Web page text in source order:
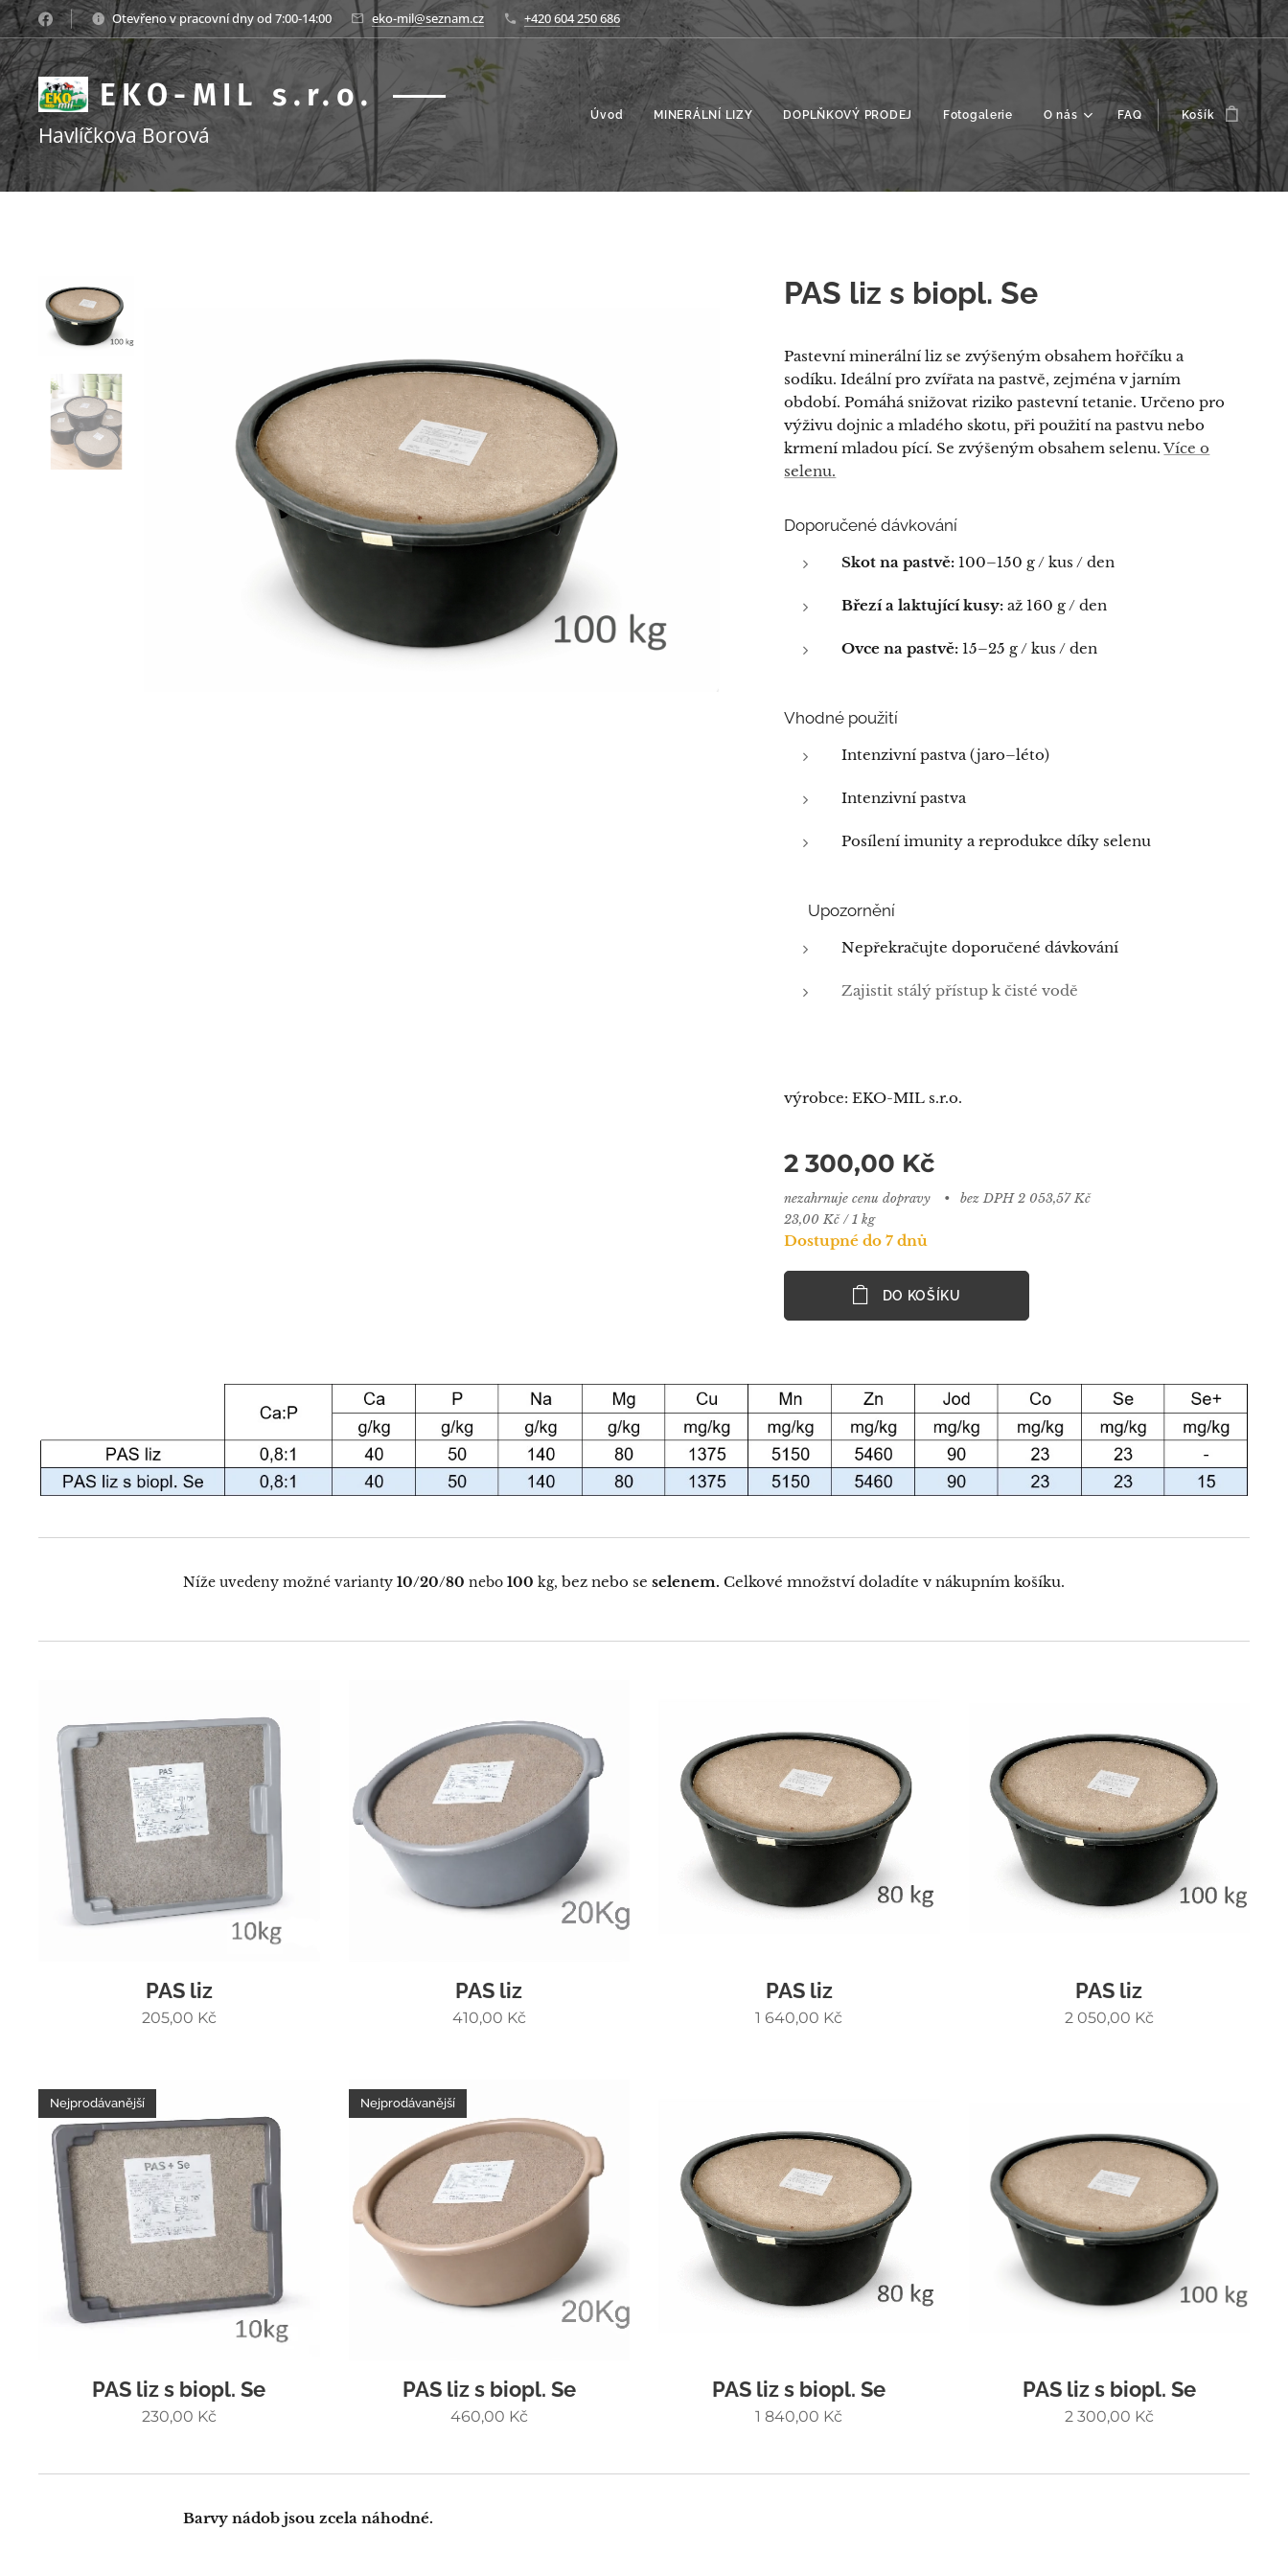
Otevřeno v pracovní dny od 7:00-14:00 eko-mil@seznam.cz +420 604 250 686
EKO-MIL s.r.o.
s.r.o.
Havlíčkova Borová
Úvod MINERÁLNÍ LIZY DOPLŇKOVÝ PRODEJ Fotogalerie O nás FAQ Košík
PAS liz s biopl. Se
Pastevní minerální liz se zvýšeným obsahem hořčíku a
sodíku. Ideální pro zvířata na pastvě, zejména v jarním
období. Pomáhá snižovat riziko pastevní tetanie. Určeno pro
výživu dojnic a mladého skotu, při použití na pastvu nebo
krmení mladou pící. Se zvýšeným obsahem selenu.Více o
selenu.
Doporučené dávkování
Skot na pastvě: 100–150 g / kus / den
Březí a laktující kusy: až 160 g / den
Ovce na pastvě: 15–25 g / kus / den
Vhodné použití
Intenzivní pastva (jaro–léto)
Intenzivní pastva
Posílení imunity a reprodukce díky selenu
⚠️ Upozornění
Nepřekračujte doporučené dávkování
Zajistit stálý přístup k čisté vodě
výrobce: EKO-MIL s.r.o.
2 300,00 Kč
nezahrnuje cenu dopravy
bez DPH 2 053,57 Kč
23,00 Kč / 1 kg
Dostupné do 7 dnů
DO KOŠÍKU
Níže uvedeny možné varianty 10/20/80 nebo 100 kg, bez nebo se selenem. Celkové množství doladíte v nákupním košíku.
PAS liz
205,00 Kč
PAS liz
410,00 Kč
PAS liz
1 640,00 Kč
PAS liz
2 050,00 Kč
PAS liz s biopl. Se
Nejprodávanější
230,00 Kč
PAS liz s biopl. Se
Nejprodávanější
460,00 Kč
PAS liz s biopl. Se
1 840,00 Kč
PAS liz s biopl. Se
2 300,00 Kč
Barvy nádob jsou zcela náhodné.